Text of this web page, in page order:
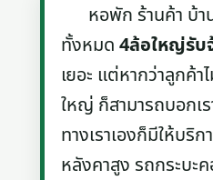
หอพัก ร้านค้า บ้าน
ทั้งหมด4ล้อใหญ่รับ
เยอะ แต่หากว่าลูกค้า
ใหญ่ ก็สามารถบอกเร
ทางเราเองก็มีให้บริ
หลังคาสูง รถกระบะ